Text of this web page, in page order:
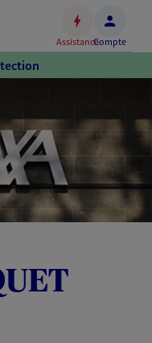
AssistanceCompte